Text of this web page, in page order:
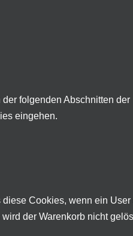
folgenden Abschnitten der
eingehen.
Cookies, wenn ein User
der Warenkorb nicht